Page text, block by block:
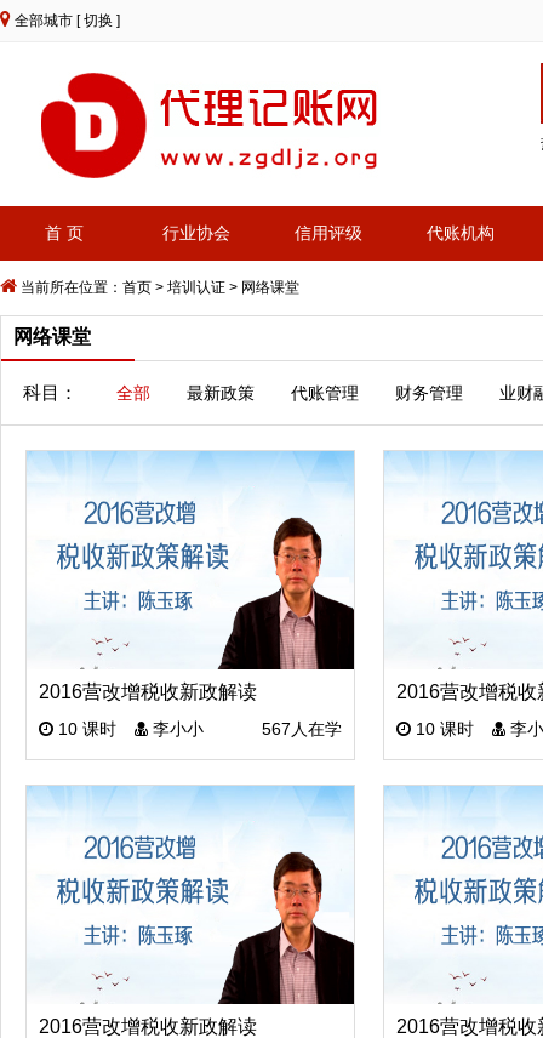
全部城市 [ 切换 ]
首 页 行业协会 信用评级 代账机构
当前所在位置： 首页 > 培训认证 > 网络课堂
网络课堂
科目： 全部 最新政策 代账管理 财务管理 业财
2016营改增税收新政解读
10 课时 李小小 567人在学
2016营改增税收
10 课时 李
2016营改增税收新政解读 2016营改增税收